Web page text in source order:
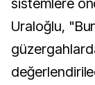
sistemlere
Uraloğlu,